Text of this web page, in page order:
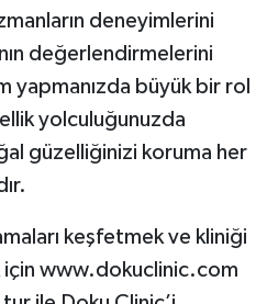
deneyimlerini
değerlendirmelerini
yapmanızda büyük bir rol
yolculuğunuzda
güzelliğinizi koruma her
keşfetmek ve kliniği
için www.dokuclinic.com